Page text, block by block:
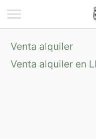
Venta alquiler
Venta alquiler en